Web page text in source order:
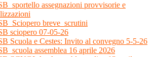
assegnazioni provvisorie e
breve_scrutini
sciopero 07-05-26
Scuola e Cestes: Invito al convegno 5-5-26
assemblea 16 aprile 2026